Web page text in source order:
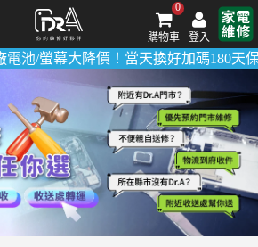
登入
0
購物車
/價格 Android手機維修/價格 MacBook維修/價
/螢幕大降價！當天換好加碼180天保固